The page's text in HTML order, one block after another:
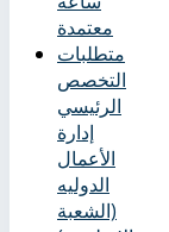
معتمدة
متطلبات
التخصص
الرئيسي
إدارة
الأعمال
الدوليه
(الشعبة